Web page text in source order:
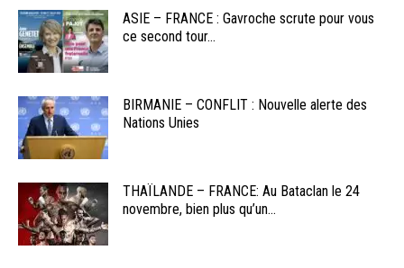
ASIE – FRANCE : Gavroche scrute pour vous
ce second tour...
BIRMANIE – CONFLIT : Nouvelle alerte des
Nations Unies
THAÏLANDE – FRANCE: Au Bataclan le 24
novembre, bien plus qu’un...